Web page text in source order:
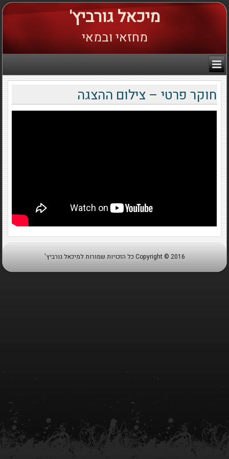
מיכאל גורביץ'
מחזאי ובמאי
חוקר פרטי – צילום ההצגה
Copyright © 2016 כל הזכויות שמורות למיכאל גורביץ'